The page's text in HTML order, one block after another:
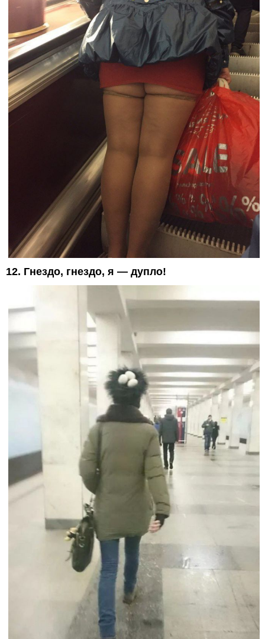
12. Гнездо, гнездо, я — дупло!